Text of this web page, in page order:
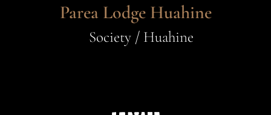
Parea Lodge Huahine
Society / Huahine